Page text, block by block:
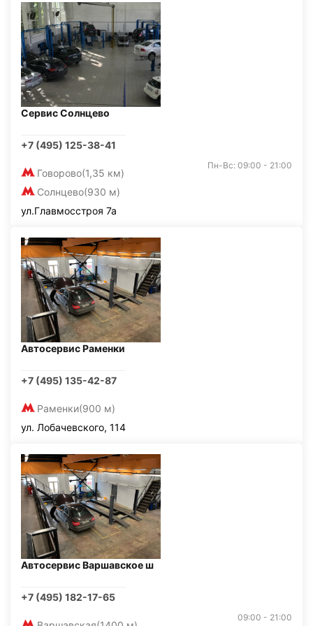
Сервис Солнцево
+7 (495) 125-38-41
Говорово(1,35 км)
Солнцево(930 м)
Пн-Вс: 09:00 - 21:00
ул.Главмосстроя 7а
Автосервис Раменки
+7 (495) 135-42-87
Раменки(900 м)
ул. Лобачевского, 114
Автосервис Варшавское ш
+7 (495) 182-17-65
09:00 - 21:00